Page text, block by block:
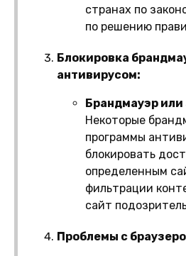
странах по
по решению
Блокировка
антивирусом:
Брандмауэр или
Некоторые
программы
блокировать
определенным
фильтрации
сайт
Проблемы с